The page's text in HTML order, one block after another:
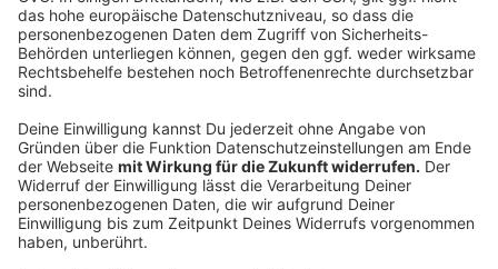
Finanzen für Gründer*Innen – Wie beantrage
ich meinen Gründungskredit?
Anzeige
Freitag, 22. November 2024, 15–16 Uhr
Anzeige